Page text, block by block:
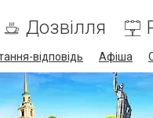
Дозвілля
відповідь Афіша